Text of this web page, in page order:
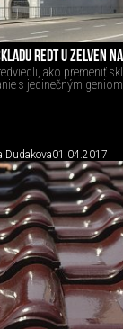
REDT U ZELVEN
ako premeniť
s jedinečným geniom
Dudakova01.04.2017